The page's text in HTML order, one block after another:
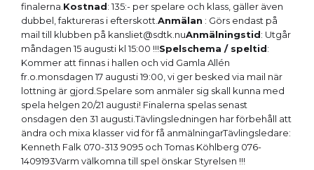
finalerna. Kostnad: 135:- per spelare och klass, gäller även
dubbel, faktureras i efterskott. Anmälan : Görs endast på
mail till klubben på kansliet@sdtk.nuAnmälningstid: Utgår
måndagen 15 augusti kl 15:00 !!!Spelschema / speltid:
Kommer att finnas i hallen och vid Gamla Allén
fr.o.monsdagen 17 augusti 19:00, vi ger besked via mail när
lottning är gjord.Spelare som anmäler sig skall kunna med
spela helgen 20/21 augusti! Finalerna spelas senast
onsdagen den 31 augusti.Tävlingsledningen har förbehåll att
ändra och mixa klasser vid för få anmälningarTävlingsledare:
Kenneth Falk 070-313 9095 och Tomas Köhlberg 076-
1409193Varm välkomna till spel önskar Styrelsen !!!